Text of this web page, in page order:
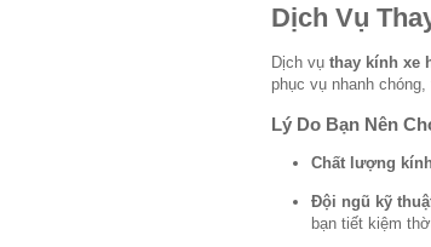
Dịch Vụ
Dịch vụ thay kính xe
phục vụ nhanh
Lý Do Bạn Nên
Chất lượng
Đội ngũ kỹ
bạn tiết kiệm